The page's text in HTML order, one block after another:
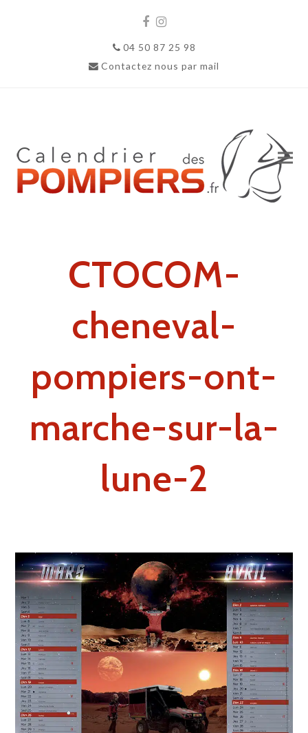
Facebook
Instagram
04 50 87 25 98
Contactez nous par mail
CTOCOM-
cheneval-
pompiers-ont-
marche-sur-la-
lune-2